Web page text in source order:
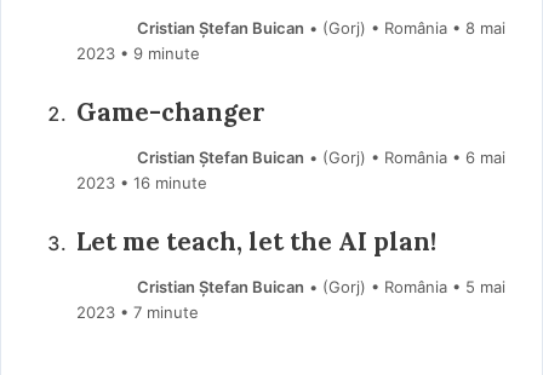
Cristian Ștefan Buican • (Gorj) • România
8 mai
2023 • 9 minute
Game-changer
Cristian Ștefan Buican • (Gorj) • România
6 mai
2023 • 16 minute
Let me teach, let the AI plan!
Cristian Ștefan Buican • (Gorj) • România
5 mai
2023 • 7 minute